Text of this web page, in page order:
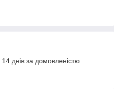
днів за домовленістю